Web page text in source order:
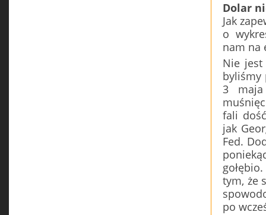
Dolar
Jak
o
nam na
Nie jest
byliśmy
3 maja
fali
jak
Fed.
tym, że
po